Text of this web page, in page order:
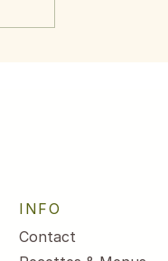
INFO
Contact